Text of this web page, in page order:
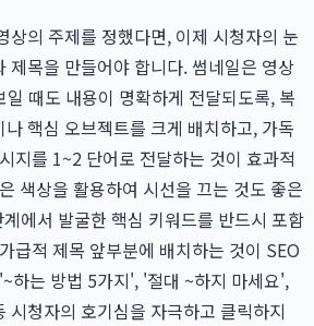
상의 주제를 정했다면, 이제 시청자의 눈
제목을 만들어야 합니다. 썸네일은 영상
때도 내용이 명확하게 전달되도록, 복
핵심 오브젝트를 크게 배치하고, 가독
지를 1~2 단어로 전달하는 것이 효과적
색상을 활용하여 시선을 끄는 것도 좋은
에서 발굴한 핵심 키워드를 반드시 포함
급적 제목 앞부분에 배치하는 것이 SEO
하는 방법 5가지', '절대 ~하지 마세요',
청자의 호기심을 자극하고 클릭하지